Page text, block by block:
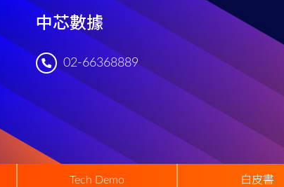
中芯數據
02-66368889
Tech Demo 白皮書